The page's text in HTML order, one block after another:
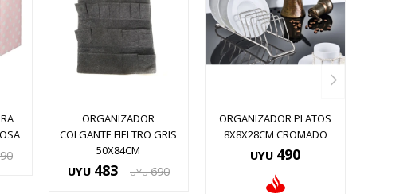
ORGANIZADOR
COLGANTE FIELTRO GRIS
50X84CM
UYU 483 UYU 690
ORGANIZADOR PLATOS
8X8X28CM CROMADO
UYU 490